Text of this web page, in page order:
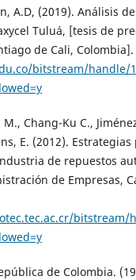
A.D, (2019). Análisis
Tuluá, [tesis de
de Cali,
bitstream/handle/
Chang-Ku C.,
E. (2012).
de repuestos
de Empresas,
bitstream/
de Colombia.